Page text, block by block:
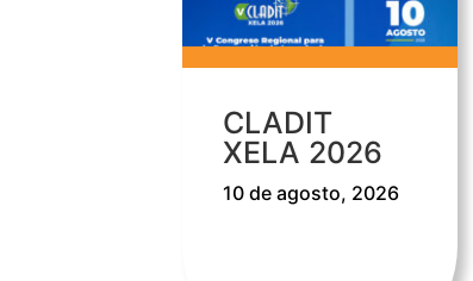
CLADIT
XELA 2026
10 de agosto, 2026